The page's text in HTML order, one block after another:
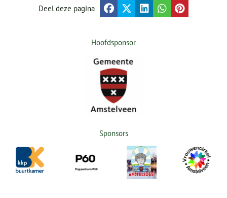
Deel deze pagina
Hoofdsponsor
Sponsors